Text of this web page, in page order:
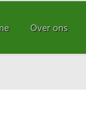
Over ons